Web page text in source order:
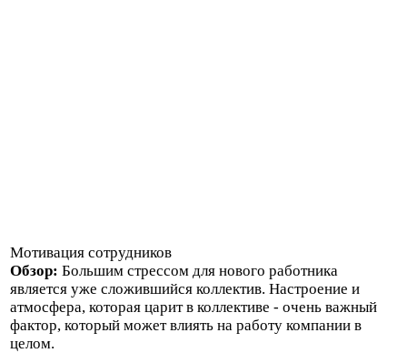
Мотивация сотрудников
Обзор: Большим стрессом для нового работника
является уже сложившийся коллектив. Настроение и
атмосфера, которая царит в коллективе - очень важный
фактор, который может влиять на работу компании в
целом.